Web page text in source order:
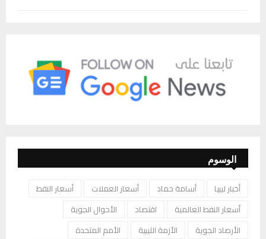
الوسوم
أخبار ليبيا أسامة حماد أسعار العملات
أسعار النفط
أسعار النفط العالمية
اقتصاد
الأحوال الجوية
الأرصاد الجوية
الأزمة الليبية
الأمم المتحدة